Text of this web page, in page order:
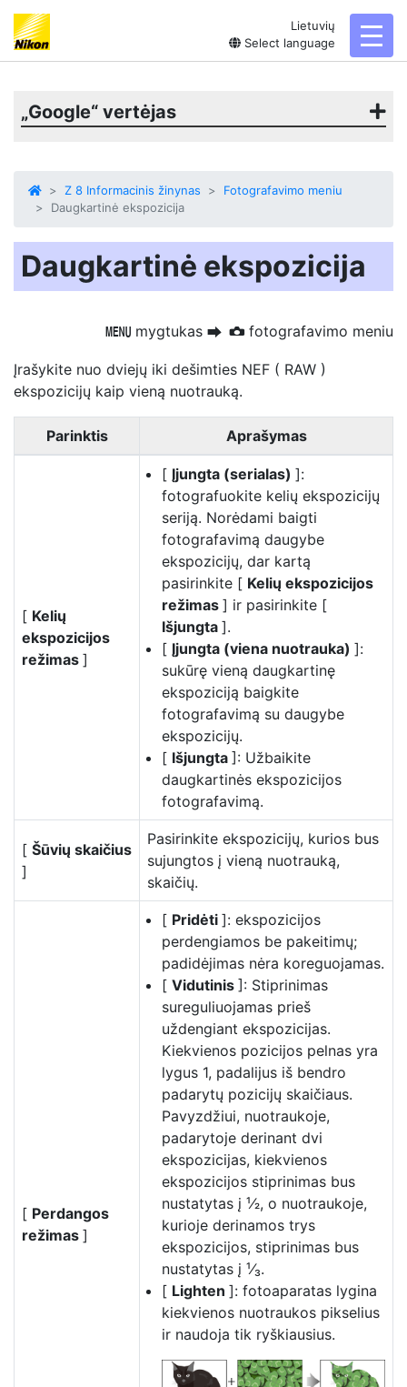
Lietuvių
Select language
„Google“ vertėjas
Z 8 Informacinis žinynas
Fotografavimo meniu
Daugkartinė ekspozicija
Daugkartinė ekspozicija
G mygtukas U C fotografavimo meniu
Įrašykite nuo dviejų iki dešimties NEF ( RAW )
ekspozicijų kaip vieną nuotrauką.
Parinktis Aprašymas
[ Kelių
ekspozicijos
režimas ]
[ Įjungta (serialas) ]:
fotografuokite kelių ekspozicijų
seriją. Norėdami baigti
fotografavimą daugybe
ekspozicijų, dar kartą
pasirinkite [ Kelių ekspozicijos
režimas ] ir pasirinkite [
Išjungta ].
[ Įjungta (viena nuotrauka) ]:
sukūrę vieną daugkartinę
ekspoziciją baigkite
fotografavimą su daugybe
ekspozicijų.
[ Išjungta ]: Užbaikite
daugkartinės ekspozicijos
fotografavimą.
[ Šūvių skaičius
]
Pasirinkite ekspozicijų, kurios bus
sujungtos į vieną nuotrauką,
skaičių.
[ Perdangos
režimas ]
[ Pridėti ]: ekspozicijos
perdengiamos be pakeitimų;
padidėjimas nėra koreguojamas.
[ Vidutinis ]: Stiprinimas
sureguliuojamas prieš
uždengiant ekspozicijas.
Kiekvienos pozicijos pelnas yra
lygus 1, padalijus iš bendro
padarytų pozicijų skaičiaus.
Pavyzdžiui, nuotraukoje,
padarytoje derinant dvi
ekspozicijas, kiekvienos
ekspozicijos stiprinimas bus
nustatytas į ¹⁄2, o nuotraukoje,
kurioje derinamos trys
ekspozicijos, stiprinimas bus
nustatytas į ¹⁄₃.
[ Lighten ]: fotoaparatas lygina
kiekvienos nuotraukos pikselius
ir naudoja tik ryškiausius.